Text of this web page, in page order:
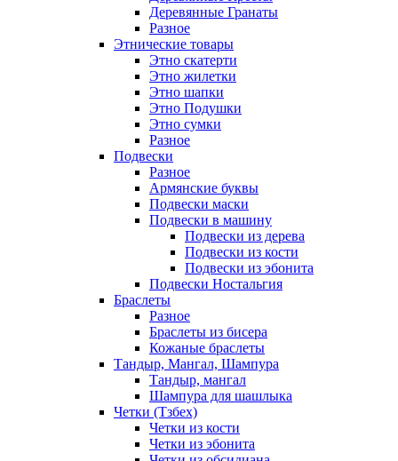
Деревянные Гранаты
Разное
Этнические товары
Этно скатерти
Этно жилетки
Этно шапки
Этно Подушки
Этно сумки
Разное
Подвески
Разное
Армянские буквы
Подвески маски
Подвески в машину
Подвески из дерева
Подвески из кости
Подвески из эбонита
Подвески Ностальгия
Браслеты
Разное
Браслеты из бисера
Кожаные браслеты
Тандыр, Мангал, Шампура
Тандыр, мангал
Шампура для шашлыка
Четки (Тзбех)
Четки из кости
Четки из эбонита